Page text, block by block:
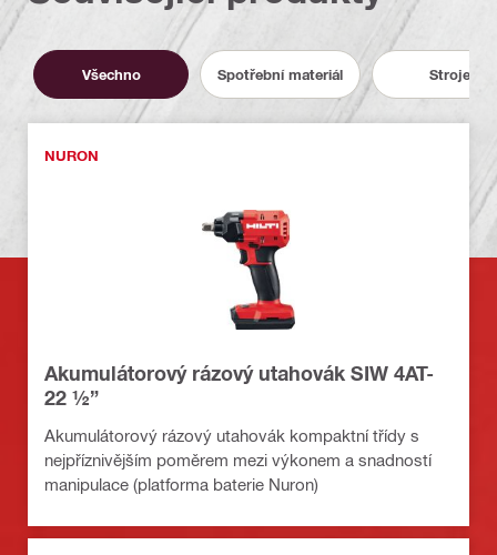
Všechno Spotřební materiál Stroje
NURON
Akumulátorový rázový utahovák SIW 4AT-
22 ½”
Akumulátorový rázový utahovák kompaktní třídy s
nejpříznivějším poměrem mezi výkonem a snadností
manipulace (platforma baterie Nuron)